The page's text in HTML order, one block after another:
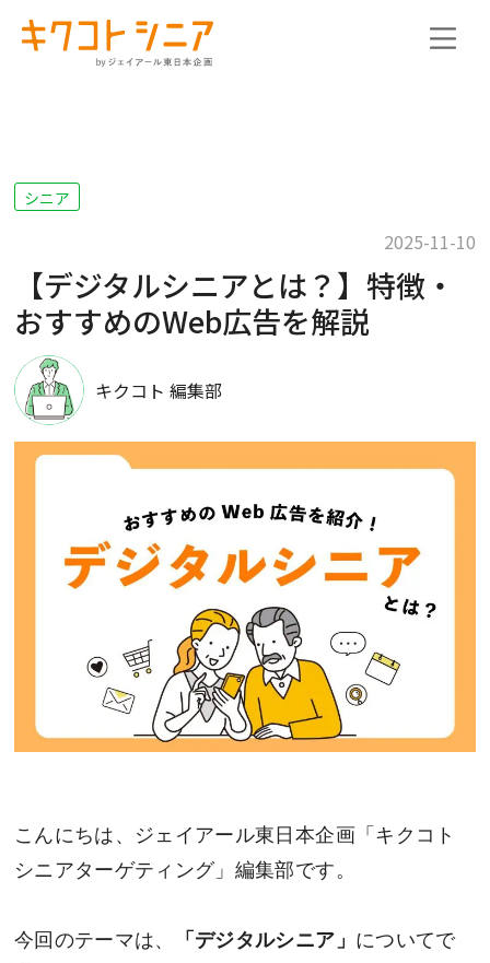
シニア
2025-11-10
【デジタルシニアとは？】特徴・
おすすめのWeb広告を解説
キクコト 編集部
こんにちは、ジェイアール東日本企画「キクコト
シニアターゲティング」編集部です。
今回のテーマは、 「デジタルシニア」 についてで